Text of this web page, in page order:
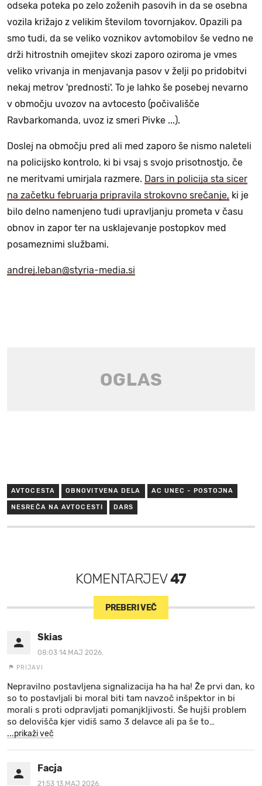
odseka poteka po zelo zoženih pasovih in da se osebna
vozila križajo z velikim številom tovornjakov. Opazili pa
smo tudi, da se veliko voznikov avtomobilov še vedno ne
drži hitrostnih omejitev skozi zaporo oziroma je vmes
veliko vrivanja in menjavanja pasov v želji po pridobitvi
nekaj metrov 'prednosti'. To je lahko še posebej nevarno
v območju uvozov na avtocesto (počivališče
Ravbarkomanda, uvoz iz smeri Pivke ...).
Doslej na območju pred ali med zaporo še nismo naleteli
na policijsko kontrolo, ki bi vsaj s svojo prisotnostjo, če
ne meritvami umirjala razmere. Dars in policija sta sicer
na začetku februarja pripravila strokovno srečanje, ki je
bilo delno namenjeno tudi upravljanju prometa v času
obnov in zapor ter na usklajevanje postopkov med
posameznimi službami.
andrej.leban@styria-media.si
AVTOCESTA OBNOVITVENA DELA AC UNEC - POSTOJNA
NESREČA NA AVTOCESTI DARS
KOMENTARJEV47
PREBERI VEČ
Skias
08:03 14.MAJ 2026.
PRIJAVI
Nepravilno postavljena signalizacija ha ha ha! Že prvi dan, ko
so to postavljali bi moral biti tam navzoč inšpektor in bi
morali s proti odpravljati pomanjkljivosti. Še hujši problem
so delovišča kjer vidiš samo 3 delavce ali pa še to…
...prikaži več
Facja
21:53 13.MAJ 2026.